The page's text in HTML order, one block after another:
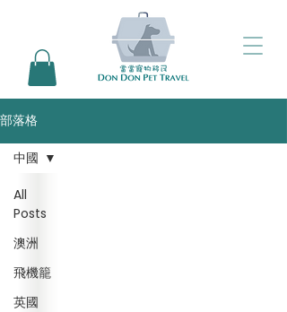
部落格
All
Posts
澳洲
飛機籠
英國
中國